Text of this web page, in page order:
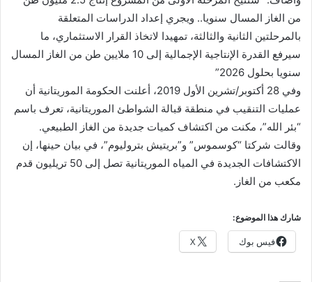
من الغاز المسال سنويا.. ويجري إعداد الدراسات المتعلقة
بالمرحلتين الثانية والثالثة، تمهيدا لاتخاذ القرار الاستثماري، ما
سيرفع القدرة الإنتاجية الإجمالية إلى 10 ملايين طن من الغاز المسال
سنويا بحلول 2026”
وفي 28 أكتوبر/تشرين الأول 2019، أعلنت الحكومة الموريتانية أن
عمليات التنقيب في منطقة قبالة الشواطئ الموريتانية، تعرف باسم
“بئر الله”، مكنت من اكتشاف كميات جديدة من الغاز الطبيعي.
وقالت شركتا “كوسموس” و”بريتيش بتروليوم”، في بيان حينها، إن
الاكتشافات الجديدة في المياه الموريتانية تصل إلى 50 تريليون قدم
مكعب من الغاز.
شارك هذا الموضوع:
فيس بوك X